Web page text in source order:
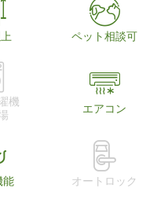
ペット相談可
機
エアコン
能 オートロック